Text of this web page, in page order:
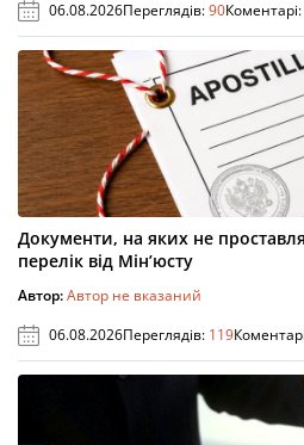
06.08.2026Переглядів:90Коментарі:
Документи, на яких не
перелік від Мін’юсту
Автор:Автор не вказаний
06.08.2026Переглядів: 119